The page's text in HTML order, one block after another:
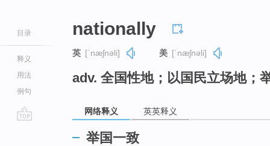
目录
释义
用法
例句
nationally
英 [ˈnæʃnəli] 美 [ˈnæʃnəli]
adv. 全国性地；以国民立场地；
网络释义 英英释义
举国一致